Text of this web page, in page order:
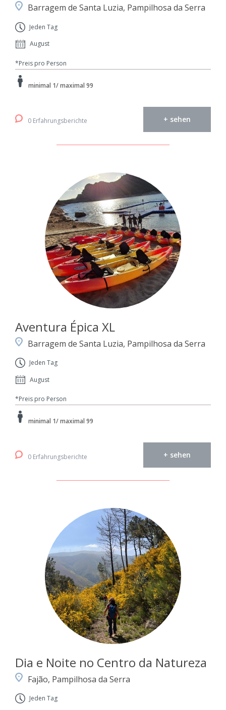
Barragem de Santa Luzia, Pampilhosa da Serra
Jeden Tag
August
*Preis pro Person
minimal 1/ maximal 99
0 Erfahrungsberichte + sehen
Aventura Épica XL
Barragem de Santa Luzia, Pampilhosa da Serra
Jeden Tag
August
*Preis pro Person
minimal 1/ maximal 99
0 Erfahrungsberichte + sehen
Dia e Noite no Centro da Natureza
Fajão, Pampilhosa da Serra
Jeden Tag